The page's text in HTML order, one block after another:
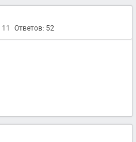
Ответов: 52